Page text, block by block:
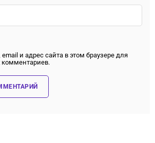
и адрес сайта в этом браузере для